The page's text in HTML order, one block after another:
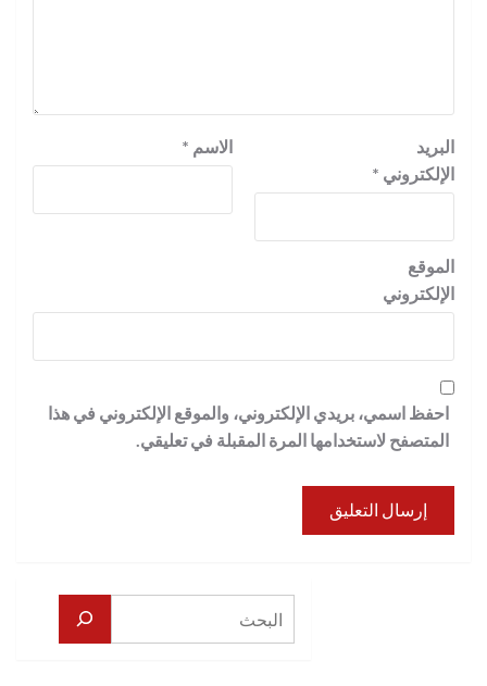
الاسم *
البريد
الإلكتروني *
الموقع
الإلكتروني
احفظ اسمي، بريدي الإلكتروني، والموقع الإلكتروني في هذا
المتصفح لاستخدامها المرة المقبلة في تعليقي.